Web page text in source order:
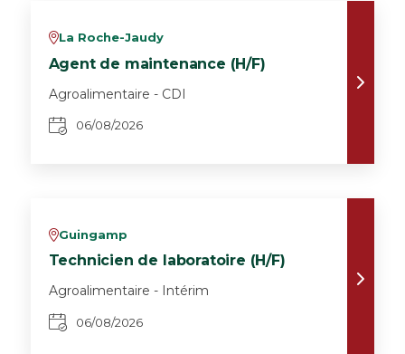
vLa Roche-Jaudy
Agent de maintenance (H/F)
Agroalimentaire - CDI
06/08/2026
vGuingamp
Technicien de laboratoire (H/F)
Agroalimentaire - Intérim
06/08/2026